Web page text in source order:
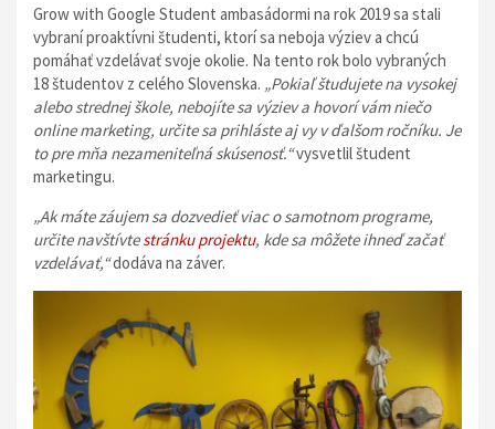
Grow with Google Student ambasádormi na rok 2019 sa stali
vybraní proaktívni študenti, ktorí sa neboja výziev a chcú
pomáhať vzdelávať svoje okolie. Na tento rok bolo vybraných
18 študentov z celého Slovenska. „Pokiaľ študujete na vysokej
alebo strednej škole, nebojíte sa výziev a hovorí vám niečo
online marketing, určite sa prihláste aj vy v ďalšom ročníku. Je
to pre mňa nezameniteľná skúsenosť.“vysvetlil študent
marketingu.
„Ak máte záujem sa dozvedieť viac o samotnom programe,
určite navštívtestránku projektu, kde sa môžete ihneď začať
vzdelávať,“dodáva na záver.